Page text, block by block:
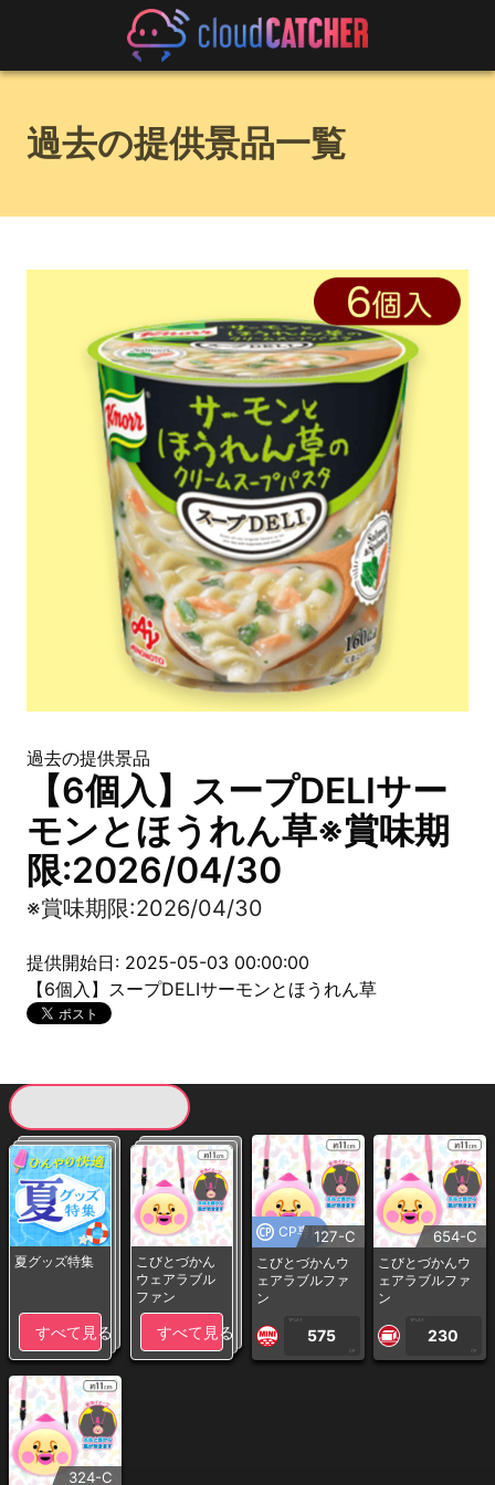
過去の提供景品一覧
過去の提供景品
【6個入】スープDELIサー
モンとほうれん草※賞味期
限:2026/04/30
※賞味期限:2026/04/30
提供開始日: 2025-05-03 00:00:00
【6個入】スープDELIサーモンとほうれん草
夏グッズ特集
すべて見る
こびとづかん
ウェアラブル
ファン
すべて見る
CP専用127-C
こびとづかんウ
ェアラブルファ
ン
1PLAY
575
CP
654-C
こびとづかんウ
ェアラブルファ
ン
1PLAY
230
CP
324-C